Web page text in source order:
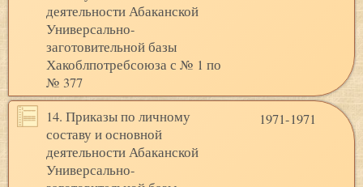
деятельности Абаканской
Универсально-
заготовительной базы
Хакоблпотребсоюза с № 1 по
№ 377
14. Приказы по личному
составу и основной
деятельности Абаканской
Универсально-
1971-1971